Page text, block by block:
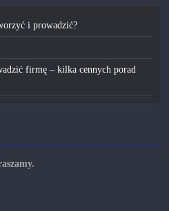
i prowadzić?
firmę – kilka cennych porad